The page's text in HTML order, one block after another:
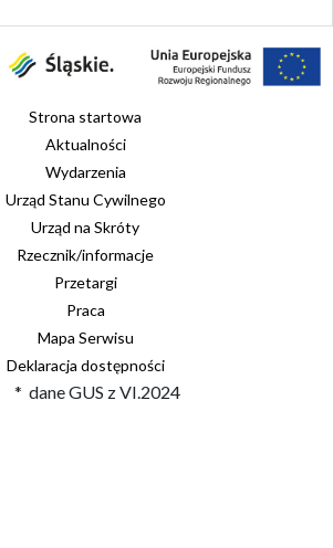
Strona startowa
Aktualności
Wydarzenia
Urząd Stanu Cywilnego
Urząd na Skróty
Rzecznik/informacje
Przetargi
Praca
Mapa Serwisu
Deklaracja dostępności
* dane GUS z VI.2024